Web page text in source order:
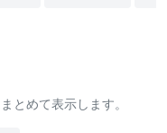
とめて表示します。